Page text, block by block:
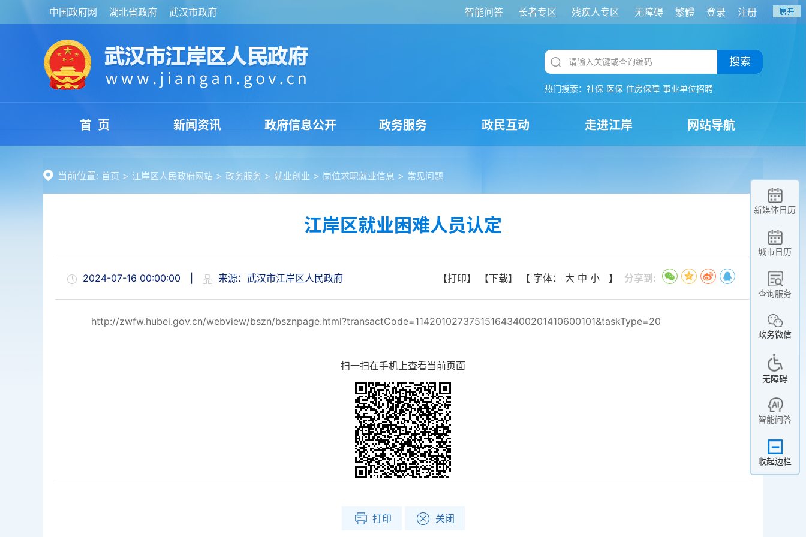
新媒体日历
城市日历
查询服务
政务微信
无障碍
智能问答
收起边栏
中国政府网 湖北省政府 武汉市政府 智能问答 长者专区 残疾人专区 无障碍 繁體 登录 注册
搜索
热门搜索： 社保 医保 住房保障 事业单位招聘
首 页 新闻资讯 政府信息公开 政务服务 政民互动 走进江岸 网站导航
当前位置: 首页 > 江岸区人民政府网站 > 政务服务 > 就业创业 > 岗位求职就业信息 > 常见问题
江岸区就业困难人员认定
分享到:
【打印】 【下载】 【 字体： 大 中 小 】
2024-07-16 00:00:00 来源：武汉市江岸区人民政府
http://zwfw.hubei.gov.cn/webview/bszn/bsznpage.html?transactCode=114201027375151643400201410600101&taskType=20
扫一扫在手机上查看当前页面
打印 关闭